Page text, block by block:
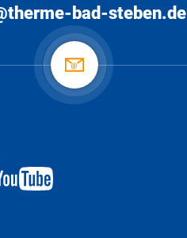
bad-steben.de